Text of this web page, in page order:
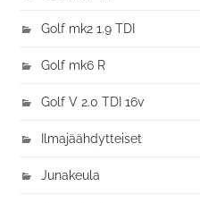
Golf mk2 1.9 TDI
Golf mk6 R
Golf V 2.0 TDI 16v
Ilmajäähdytteiset
Junakeula